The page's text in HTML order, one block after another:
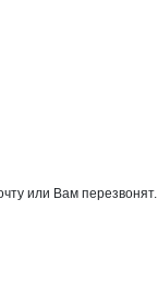
или Вам перезвонят.